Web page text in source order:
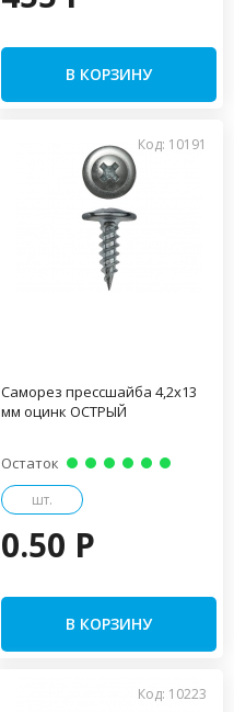
В КОРЗИНУ
Код: 10191
Саморез прессшайба 4,2х13
мм оцинк ОСТРЫЙ
Остаток
шт.
0.50 P
В КОРЗИНУ
Код: 10223